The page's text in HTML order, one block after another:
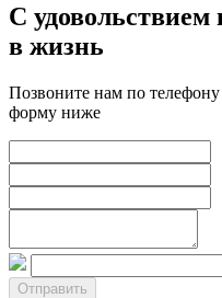
С
в жизнь
Позвоните нам по
форму ниже